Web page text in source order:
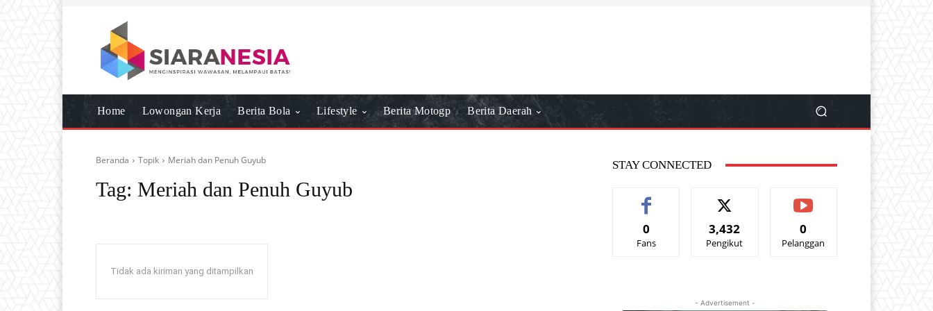
Home Lowongan Kerja Berita Bola Lifestyle Berita Motogp Berita Daerah
Beranda Topik Meriah dan Penuh Guyub
Tag: Meriah dan Penuh Guyub
Tidak ada kiriman yang ditampilkan
STAY CONNECTED
0
Fans
3,432
Pengikut
0
Pelanggan
- Advertisement -